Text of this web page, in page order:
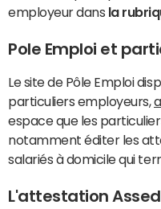
employeur dans la
Pole Emploi et
Le site de Pôle Emploi
particuliers employeurs,
espace que les
notamment éditer les
salariés à domicile qui
L'attestation